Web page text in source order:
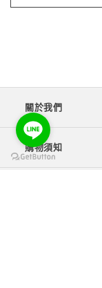
關於我們
購物須知